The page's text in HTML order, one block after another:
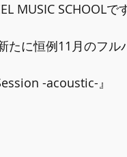
MUSIC SCHOOLで
たに恒例11月のフ
-acoustic-』